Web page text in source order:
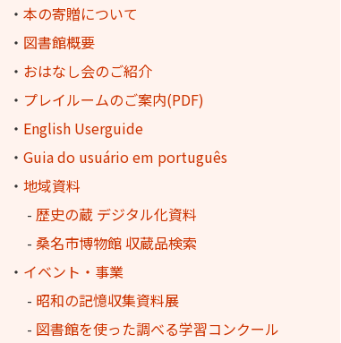
・ 本の寄贈について
・ 図書館概要
・ おはなし会のご紹介
・ プレイルームのご案内(PDF)
・ English Userguide
・ Guia do usuário em português
・ 地域資料
- 歴史の蔵 デジタル化資料
- 桑名市博物館 収蔵品検索
・ イベント・事業
- 昭和の記憶収集資料展
- 図書館を使った調べる学習コンクール